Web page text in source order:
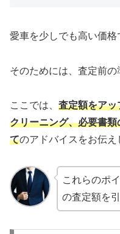
愛車を少しでも高い価格
そのためには、査定前の
ここでは、 査定額をアッ
クリーニング、必要書
てのアドバイスをお伝え
これらのポ
の査定額を